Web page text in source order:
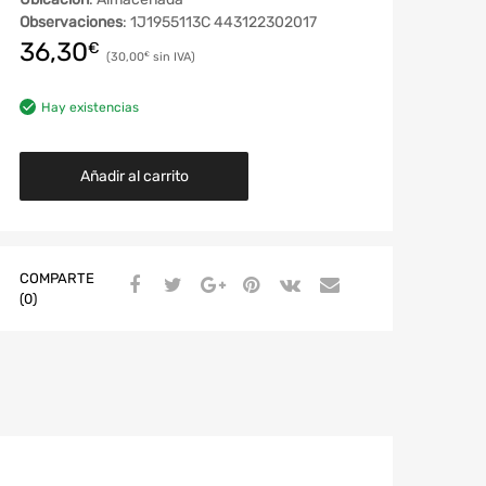
Observaciones: 1J1955113C 443122302017
36,30€ 30,00€
Hay existencias
Añadir al carrito
COMPARTE
(0)